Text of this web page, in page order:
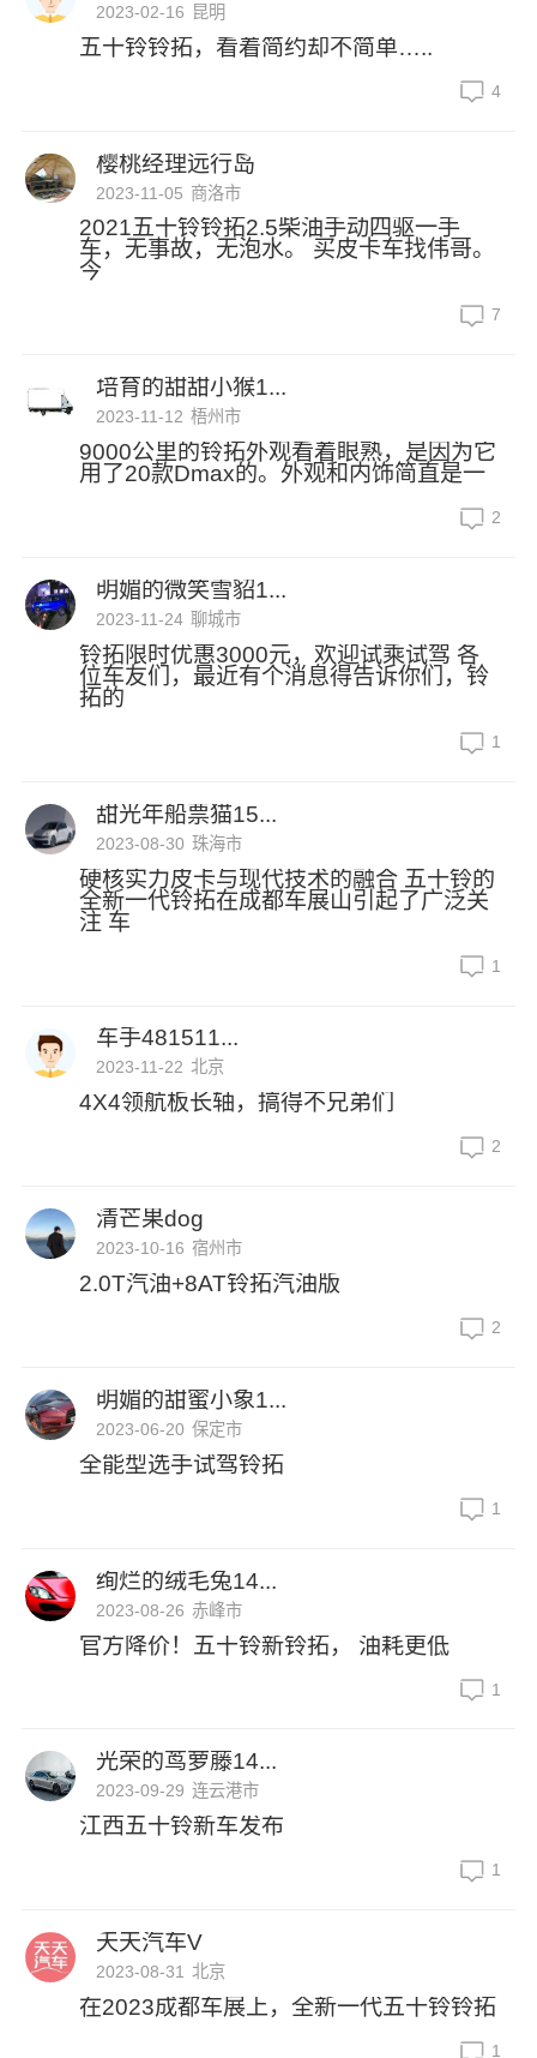
2023-02-16 昆明
五十铃铃拓，看着简约却不简单…..
4
樱桃经理远行岛
2023-11-05 商洛市
2021五十铃铃拓2.5柴油手动四驱一手
车，无事故，无泡水。 买皮卡车找伟哥。
今
7
培育的甜甜小猴1...
2023-11-12 梧州市
9000公里的铃拓外观看着眼熟，是因为它
用了20款Dmax的。外观和内饰简直是一
2
明媚的微笑雪貂1...
2023-11-24 聊城市
铃拓限时优惠3000元，欢迎试乘试驾 各
位车友们，最近有个消息得告诉你们，铃
拓的
1
甜光年船票猫15...
2023-08-30 珠海市
硬核实力皮卡与现代技术的融合 五十铃的
全新一代铃拓在成都车展山引起了广泛关
注 车
1
车手481511...
2023-11-22 北京
4X4领航板长轴，搞得不兄弟们
2
清芒果dog
2023-10-16 宿州市
2.0T汽油+8AT铃拓汽油版
2
明媚的甜蜜小象1...
2023-06-20 保定市
全能型选手试驾铃拓
1
绚烂的绒毛兔14...
2023-08-26 赤峰市
官方降价！五十铃新铃拓， 油耗更低
1
光荣的茑萝藤14...
2023-09-29 连云港市
江西五十铃新车发布
1
天天汽车V
2023-08-31 北京
在2023成都车展上，全新一代五十铃铃拓
1